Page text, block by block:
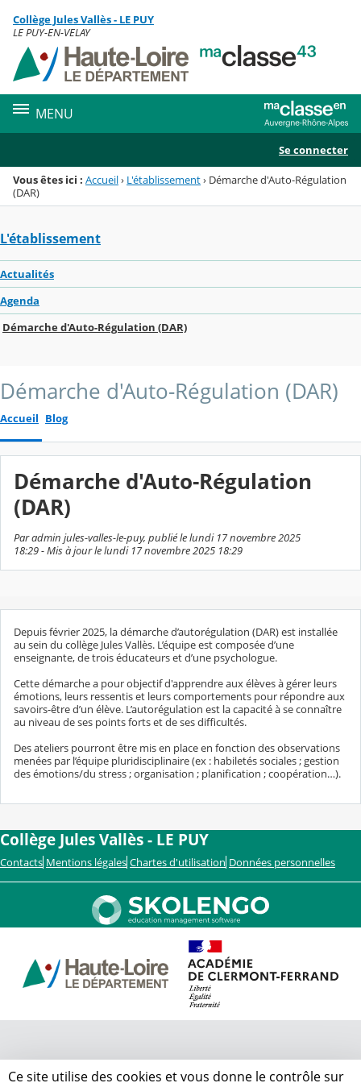
Menu de la rubrique
Contenu
Collège Jules Vallès - LE PUY
LE PUY-EN-VELAY
MENU
Se connecter
Vous êtes ici : Accueil› L'établissement› Démarche d'Auto-Régulation
(DAR)
L'établissement
Actualités
Agenda
Démarche d'Auto-Régulation (DAR)
Démarche d'Auto-Régulation (DAR)
Accueil Blog
Démarche d'Auto-Régulation
(DAR)
Par admin jules-valles-le-puy, publié le lundi 17 novembre 2025
18:29 - Mis à jour le lundi 17 novembre 2025 18:29
Depuis février 2025, la démarche d’autorégulation (DAR) est installée
au sein du collège Jules Vallès. L’équipe est composée d’une
enseignante, de trois éducateurs et d’une psychologue.
Cette démarche a pour objectif d'apprendre aux élèves à gérer leurs
émotions, leurs ressentis et leurs comportements pour répondre aux
savoirs-être d’un élève. L’autorégulation est la capacité à se connaître
au niveau de ses points forts et de ses difficultés.
Des ateliers pourront être mis en place en fonction des observations
menées par l’équipe pluridisciplinaire (ex : habiletés sociales ; gestion
des émotions/du stress ; organisation ; planification ; coopération…).
Collège Jules Vallès - LE PUY
Contacts Mentions légales Chartes d'utilisation Données personnelles
Ce site utilise des cookies et vous donne le contrôle sur